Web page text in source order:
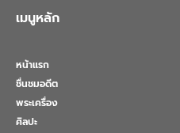
เมนูหลัก
หน้าแรก
ชื่นชมอดีต
พระเครื่อง
ศิลปะ